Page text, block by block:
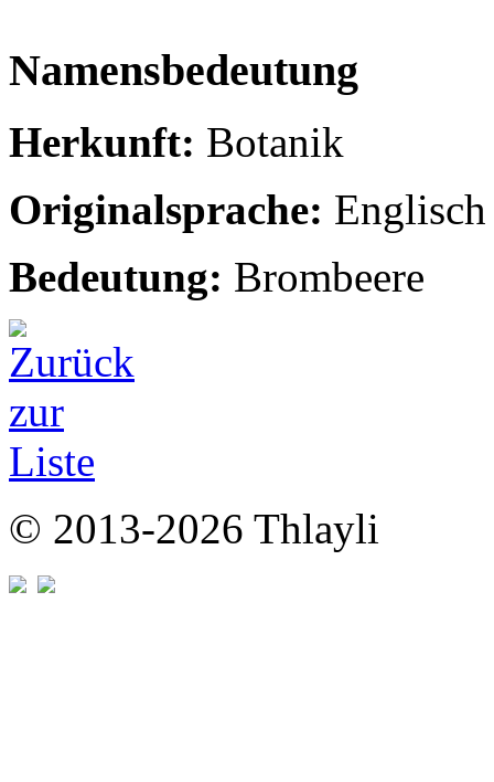
Namensbedeutung
Herkunft: Botanik
Originalsprache: Englisch
Bedeutung: Brombeere
© 2013-2026 Thlayli